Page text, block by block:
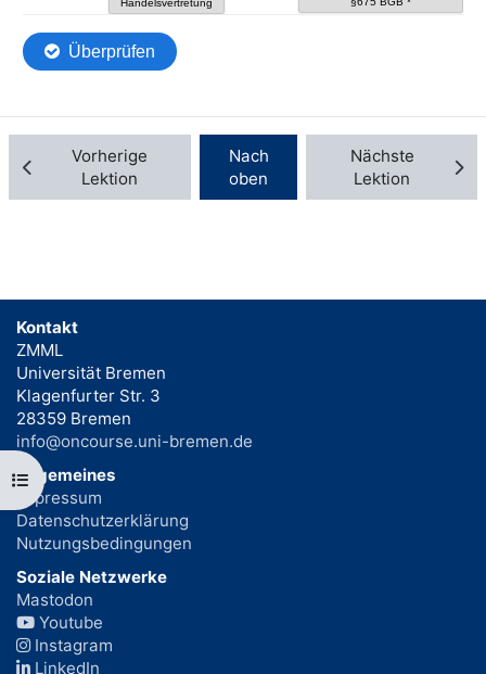
Kursindex öffnen
Vorherige
Lektion
Nach
oben
Nächste
Lektion
Kontakt
ZMML
Universität Bremen
Klagenfurter Str. 3
28359 Bremen
info@oncourse.uni-bremen.de
Allgemeines
Impressum
Datenschutzerklärung
Nutzungsbedingungen
Soziale Netzwerke
Mastodon
Youtube
Instagram
LinkedIn